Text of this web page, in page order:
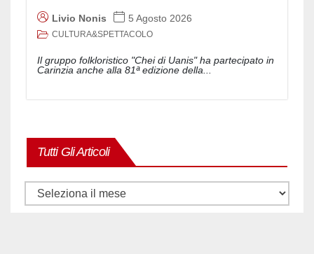
Livio Nonis 5 Agosto 2026
CULTURA&SPETTACOLO
Il gruppo folkloristico "Chei di Uanis" ha partecipato in
Carinzia anche alla 81ª edizione della...
Tutti Gli Articoli
Tutti